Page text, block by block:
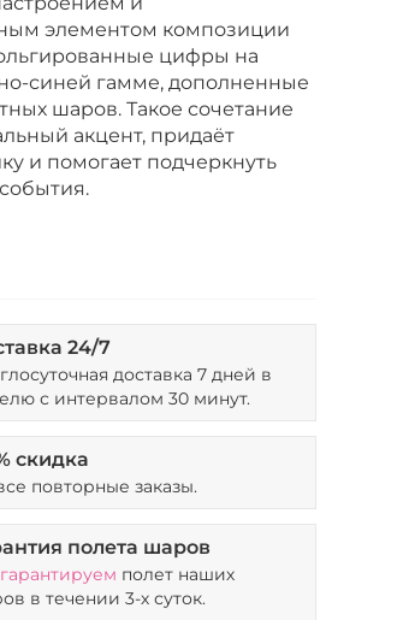
элементом композиции
цифры на
синей гамме, дополненные
шаров. Такое сочетание
акцент, придаёт
и помогает подчеркнуть
24/7
доставка 7 дней в
с интервалом 30 минут.
скидка
повторные заказы.
полета шаров
гарантируем полет наших
в течении 3-х суток.